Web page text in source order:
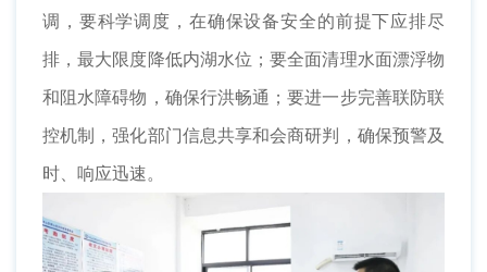
调，要科学调度，在确保设备安全的前提下应排尽
排，最大限度降低内湖水位；要全面清理水面漂浮物
和阻水障碍物，确保行洪畅通；要进一步完善联防联
控机制，强化部门信息共享和会商研判，确保预警及
时、响应迅速。